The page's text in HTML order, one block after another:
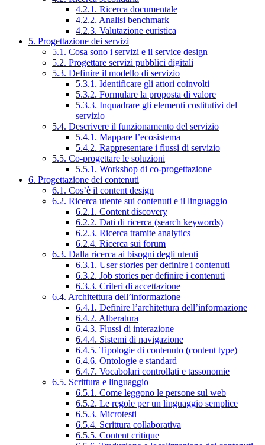
4.2.1. Ricerca documentale
4.2.2. Analisi benchmark
4.2.3. Valutazione euristica
5. Progettazione dei servizi
5.1. Cosa sono i servizi e il service design
5.2. Progettare servizi pubblici digitali
5.3. Definire il modello di servizio
5.3.1. Identificare gli attori coinvolti
5.3.2. Formulare la proposta di valore
5.3.3. Inquadrare gli elementi costitutivi del
servizio
5.4. Descrivere il funzionamento del servizio
5.4.1. Mappare l’ecosistema
5.4.2. Rappresentare i flussi di servizio
5.5. Co-progettare le soluzioni
5.5.1. Workshop di co-progettazione
6. Progettazione dei contenuti
6.1. Cos’è il content design
6.2. Ricerca utente sui contenuti e il linguaggio
6.2.1. Content discovery
6.2.2. Dati di ricerca (search keywords)
6.2.3. Ricerca tramite analytics
6.2.4. Ricerca sui forum
6.3. Dalla ricerca ai bisogni degli utenti
6.3.1. User stories per definire i contenuti
6.3.2. Job stories per definire i contenuti
6.3.3. Criteri di accettazione
6.4. Architettura dell’informazione
6.4.1. Definire l’architettura dell’informazione
6.4.2. Alberatura
6.4.3. Flussi di interazione
6.4.4. Sistemi di navigazione
6.4.5. Tipologie di contenuto (content type)
6.4.6. Ontologie e standard
6.4.7. Vocabolari controllati e tassonomie
6.5. Scrittura e linguaggio
6.5.1. Come leggono le persone sul web
6.5.2. Le regole per un linguaggio semplice
6.5.3. Microtesti
6.5.4. Scrittura collaborativa
6.5.5. Content critique